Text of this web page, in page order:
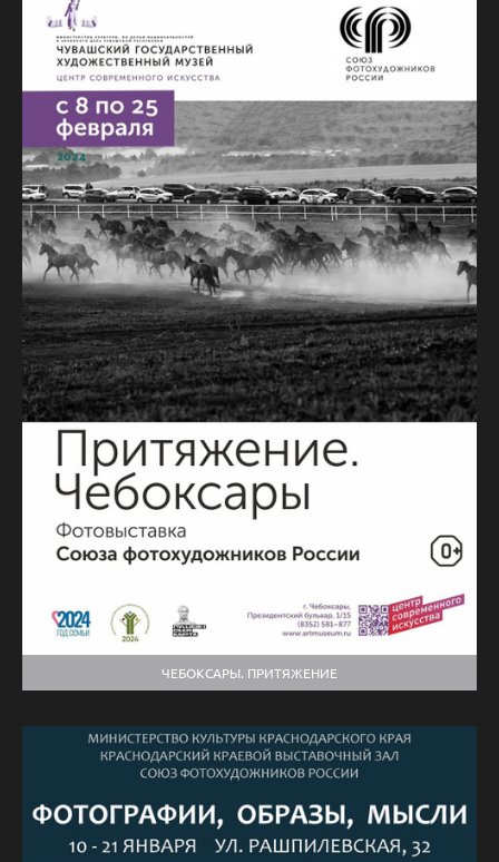
ЧЕБОКСАРЫ. ПРИТЯЖЕНИЕ